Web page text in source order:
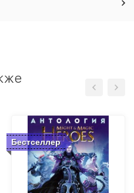
Бестселлер